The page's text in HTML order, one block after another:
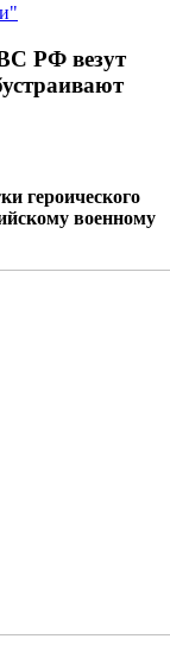
РФ везут
героического
военному